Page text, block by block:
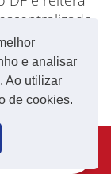
e analisar
Ao utilizar
de cookies.
e
notícias